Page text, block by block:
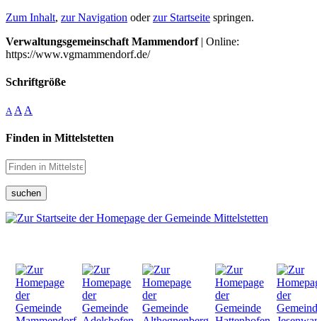
Zum Inhalt, zur Navigation oderzur Startseite springen.
Verwaltungsgemeinschaft Mammendorf| Online:
https://www.vgmammendorf.de/
Schriftgröße
A A A
Finden in Mittelstetten
suchen